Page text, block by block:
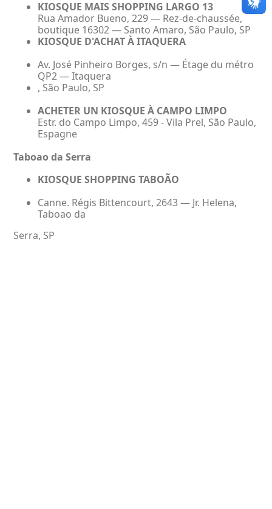
KIOSQUE MAIS SHOPPING LARGO 13
Rua Amador Bueno, 229 — Rez-de-chaussée,
boutique 16302 — Santo Amaro, São Paulo, SP
KIOSQUE D'ACHAT À ITAQUERA
Av. José Pinheiro Borges, s/n — Étage du métro
QP2 — Itaquera
, São Paulo, SP
ACHETER UN KIOSQUE À CAMPO LIMPO
Estr. do Campo Limpo, 459 - Vila Prel, São Paulo,
Espagne
Taboao da Serra
KIOSQUE SHOPPING TABOÃO
Canne. Régis Bittencourt, 2643 — Jr. Helena,
Taboao da
Serra, SP